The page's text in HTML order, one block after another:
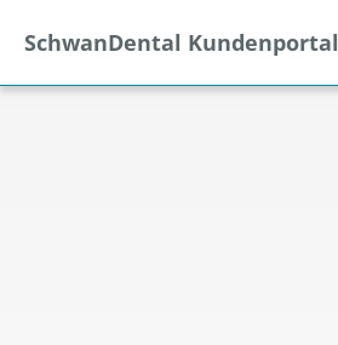
SchwanDental Kundenportal